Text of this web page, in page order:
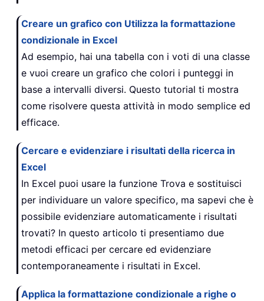
Creare un grafico con Utilizza la formattazione
condizionale in Excel
Ad esempio, hai una tabella con i voti di una classe
e vuoi creare un grafico che colori i punteggi in
base a intervalli diversi. Questo tutorial ti mostra
come risolvere questa attività in modo semplice ed
efficace.
Cercare e evidenziare i risultati della ricerca in
Excel
In Excel puoi usare la funzione Trova e sostituisci
per individuare un valore specifico, ma sapevi che è
possibile evidenziare automaticamente i risultati
trovati? In questo articolo ti presentiamo due
metodi efficaci per cercare ed evidenziare
contemporaneamente i risultati in Excel.
Applica la formattazione condizionale a righe o